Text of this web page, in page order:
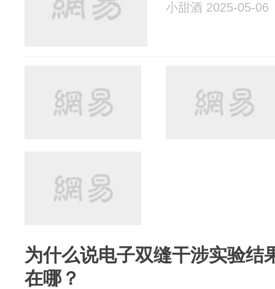
小甜酒 2025-05-06
为什么说电子双缝干涉实验结
在哪？